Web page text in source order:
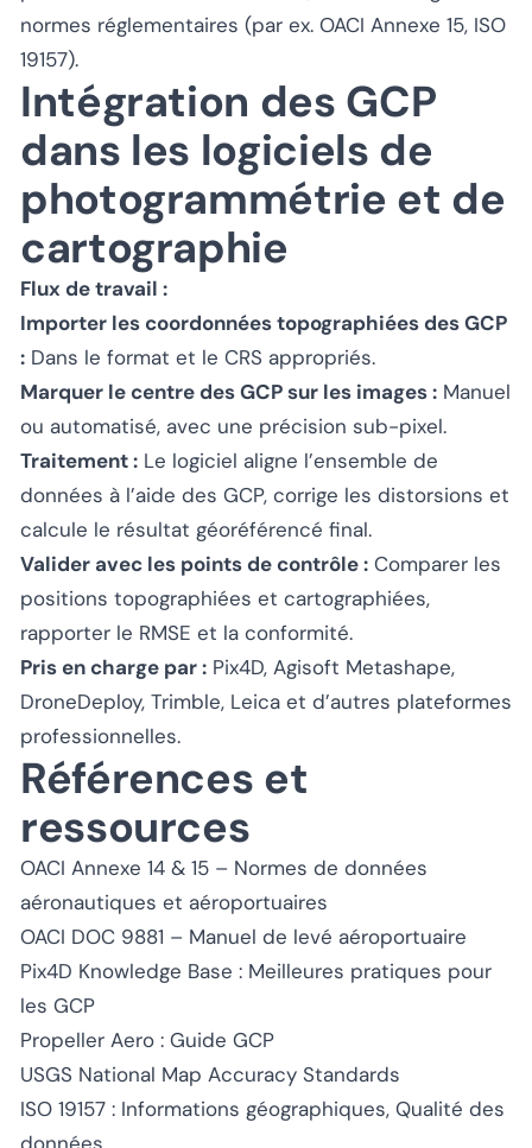
normes réglementaires (par ex. OACI Annexe 15, ISO
19157).
Intégration des GCP
dans les logiciels de
photogrammétrie et de
cartographie
Flux de travail :
Importer les coordonnées topographiées des GCP
: Dans le format et le CRS appropriés.
Marquer le centre des GCP sur les images : Manuel
ou automatisé, avec une précision sub-pixel.
Traitement : Le logiciel aligne l’ensemble de
données à l’aide des GCP, corrige les distorsions et
calcule le résultat géoréférencé final.
Valider avec les points de contrôle : Comparer les
positions topographiées et cartographiées,
rapporter le RMSE et la conformité.
Pris en charge par : Pix4D, Agisoft Metashape,
DroneDeploy, Trimble, Leica et d’autres plateformes
professionnelles.
Références et
ressources
OACI Annexe 14 & 15 – Normes de données
aéronautiques et aéroportuaires
OACI DOC 9881 – Manuel de levé aéroportuaire
Pix4D Knowledge Base : Meilleures pratiques pour
les GCP
Propeller Aero : Guide GCP
USGS National Map Accuracy Standards
ISO 19157 : Informations géographiques, Qualité des